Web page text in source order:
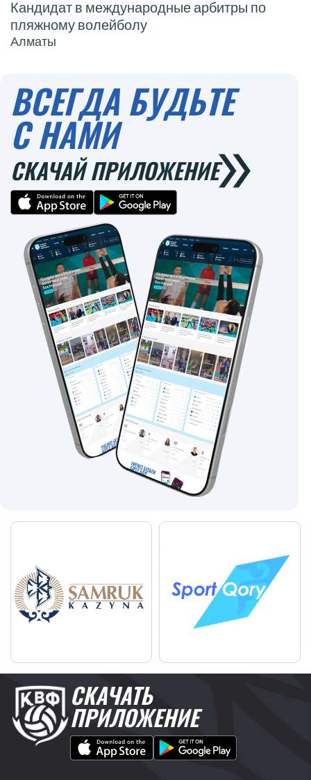
Кандидат в международные арбитры по
пляжному волейболу
Алматы
ВСЕГДА БУДЬТЕ
С НАМИ
СКАЧАЙ ПРИЛОЖЕНИЕ
СКАЧАТЬ
ПРИЛОЖЕНИЕ